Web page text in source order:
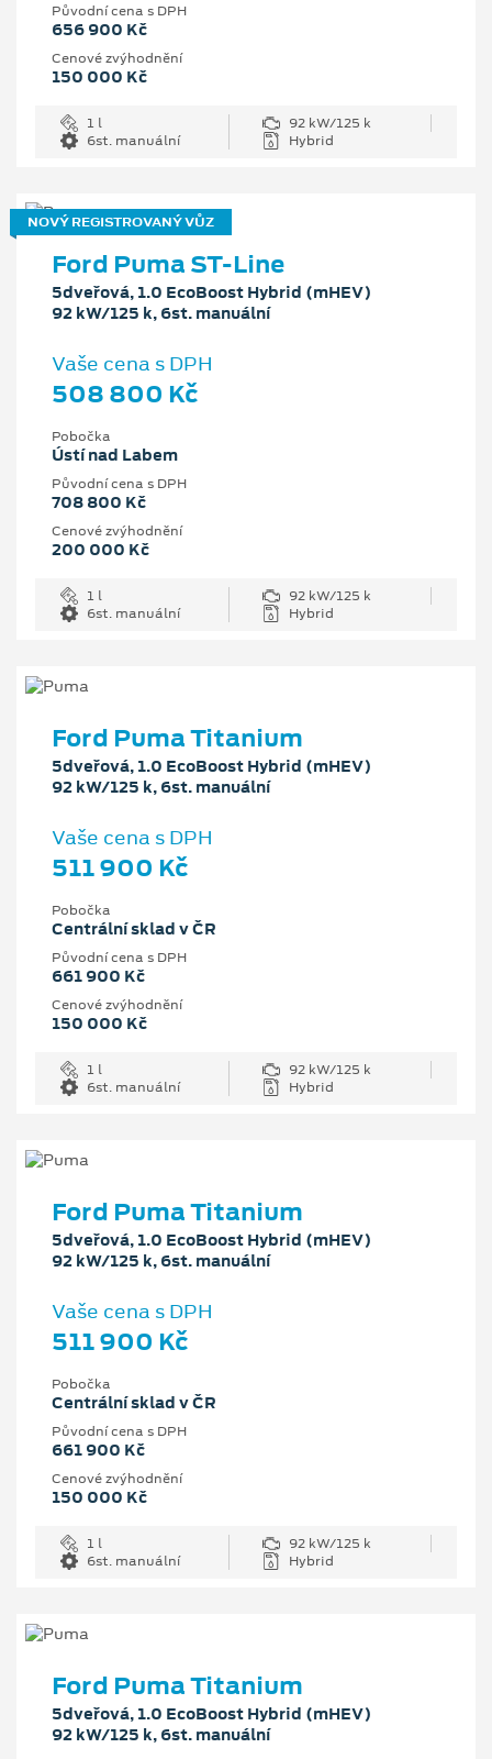
Původní cena s DPH
656 900 Kč
Cenové zvýhodnění
150 000 Kč
1 l
92 kW/125 k
6st. manuální
Hybrid
NOVÝ REGISTROVANÝ VŮZ
Ford Puma ST-Line
5dveřová, 1.0 EcoBoost Hybrid (mHEV)
92 kW/125 k, 6st. manuální
Vaše cena s DPH
508 800 Kč
Pobočka
Ústí nad Labem
Původní cena s DPH
708 800 Kč
Cenové zvýhodnění
200 000 Kč
1 l
92 kW/125 k
6st. manuální
Hybrid
Ford Puma Titanium
5dveřová, 1.0 EcoBoost Hybrid (mHEV)
92 kW/125 k, 6st. manuální
Vaše cena s DPH
511 900 Kč
Pobočka
Centrální sklad v ČR
Původní cena s DPH
661 900 Kč
Cenové zvýhodnění
150 000 Kč
1 l
92 kW/125 k
6st. manuální
Hybrid
Ford Puma Titanium
5dveřová, 1.0 EcoBoost Hybrid (mHEV)
92 kW/125 k, 6st. manuální
Vaše cena s DPH
511 900 Kč
Pobočka
Centrální sklad v ČR
Původní cena s DPH
661 900 Kč
Cenové zvýhodnění
150 000 Kč
1 l
92 kW/125 k
6st. manuální
Hybrid
Ford Puma Titanium
5dveřová, 1.0 EcoBoost Hybrid (mHEV)
92 kW/125 k, 6st. manuální